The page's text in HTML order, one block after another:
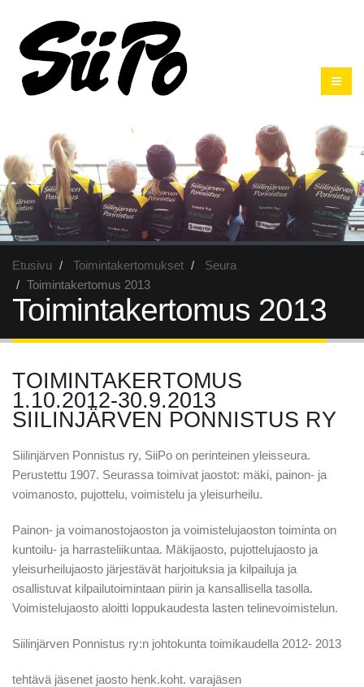
Etusivu Toimintakertomukset
Seura
Toimintakertomus 2013
Toimintakertomus 2013
TOIMINTAKERTOMUS
1.10.2012-30.9.2013
SIILINJÄRVEN PONNISTUS RY
Siilinjärven Ponnistus ry, SiiPo on perinteinen yleisseura.
Perustettu 1907. Seurassa toimivat jaostot: mäki, painon- ja
voimanosto, pujottelu, voimistelu ja yleisurheilu.
Painon- ja voimanostojaoston ja voimistelujaoston toiminta on
kuntoilu- ja harrasteliikuntaa. Mäkijaosto, pujottelujaosto ja
yleisurheilujaosto järjestävät harjoituksia ja kilpailuja ja
osallistuvat kilpailutoimintaan piirin ja kansallisella tasolla.
Voimistelujaosto aloitti loppukaudesta lasten telinevoimistelun.
Siilinjärven Ponnistus ry:n johtokunta toimikaudella 2012- 2013
tehtävä jäsenet jaosto henk.koht. varajäsen